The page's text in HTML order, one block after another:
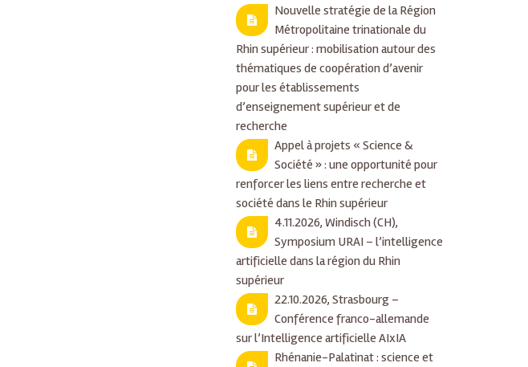
Nouvelle stratégie de la Région
Métropolitaine trinationale du
Rhin supérieur : mobilisation autour des
thématiques de coopération d’avenir
pour les établissements
d’enseignement supérieur et de
recherche
Appel à projets « Science &
Société » : une opportunité pour
renforcer les liens entre recherche et
société dans le Rhin supérieur
4.11.2026, Windisch (CH),
Symposium URAI – l’intelligence
artificielle dans la région du Rhin
supérieur
22.10.2026, Strasbourg –
Conférence franco-allemande
sur l’Intelligence artificielle AIxIA
Rhénanie-Palatinat : science et